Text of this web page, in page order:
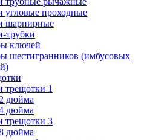
угловые проходные
шарнирные
трубки
ключей
шестигранников (имбусовых
трещотки 1
2 дюйма
дюйма
трещотки 3
дюйма